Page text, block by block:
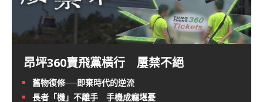
昂坪360賣飛黨橫行 屢禁不絕
舊物復修──即棄時代的逆流
長者「機」不離手 手機成癮堪憂